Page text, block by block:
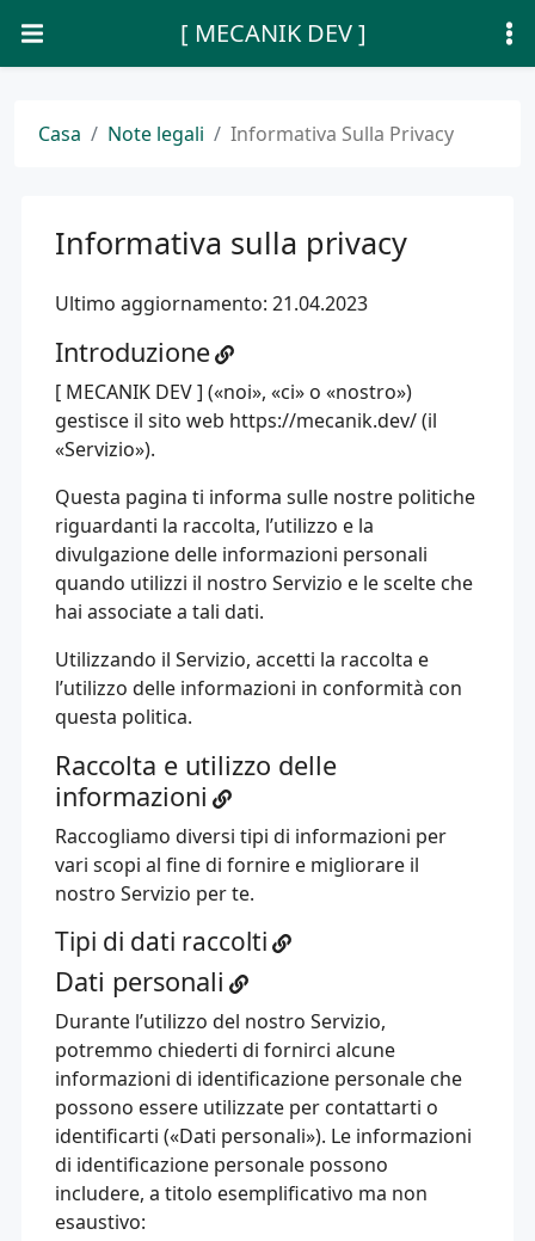
[ MECANIK DEV ]
Casa Note legali Informativa Sulla Privacy
Informativa sulla privacy
Ultimo aggiornamento: 21.04.2023
Introduzione
[ MECANIK DEV ] («noi», «ci» o «nostro»)
gestisce il sito web https://mecanik.dev/(il
«Servizio»).
Questa pagina ti informa sulle nostre politiche
riguardanti la raccolta, l’utilizzo e la
divulgazione delle informazioni personali
quando utilizzi il nostro Servizio e le scelte che
hai associate a tali dati.
Utilizzando il Servizio, accetti la raccolta e
l’utilizzo delle informazioni in conformità con
questa politica.
Raccolta e utilizzo delle
informazioni
Raccogliamo diversi tipi di informazioni per
vari scopi al fine di fornire e migliorare il
nostro Servizio per te.
Tipi di dati raccolti
Dati personali
Durante l’utilizzo del nostro Servizio,
potremmo chiederti di fornirci alcune
informazioni di identificazione personale che
possono essere utilizzate per contattarti o
identificarti («Dati personali»). Le informazioni
di identificazione personale possono
includere, a titolo esemplificativo ma non
esaustivo: